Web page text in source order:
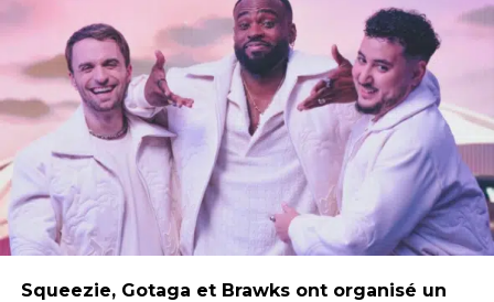
Squeezie, Gotaga et Brawks ont organisé un